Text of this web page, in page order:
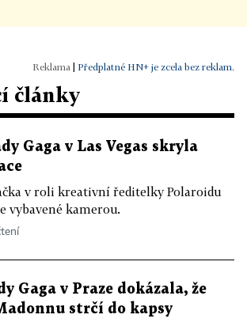
Předplatné HN+ je zcela bez reklam.
články
Gaga v Las Vegas skryla
v roli kreativní ředitelky Polaroidu
vybavené kamerou.
Gaga v Praze dokázala, že
strčí do kapsy